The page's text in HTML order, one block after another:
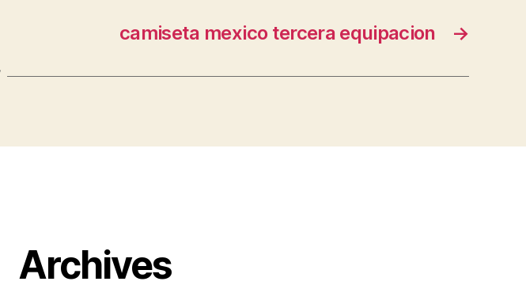
→
camiseta mexico tercera equipacion
Archives